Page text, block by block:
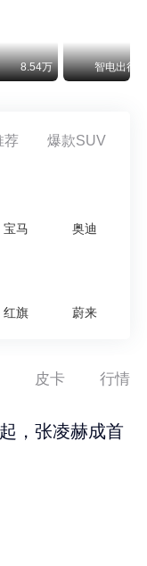
8.54万 智电出行
荐 爆款SUV
宝马 奥迪
红旗 蔚来
皮卡 行情
，张凌赫成首